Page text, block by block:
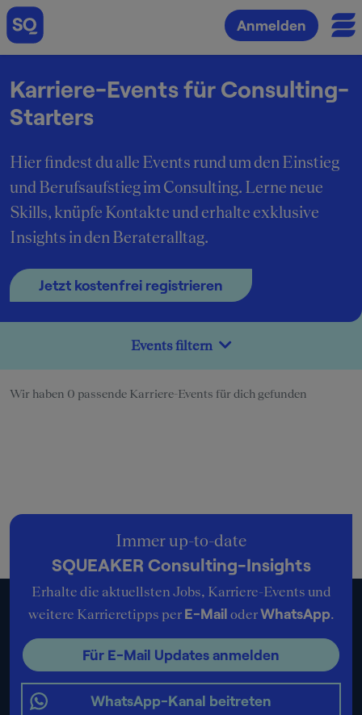
Anmelden
Karriere-Events für Consulting-
Starters
Hier findest du alle Events rund um den Einstieg
und Berufsaufstieg im Consulting. Lerne neue
Skills, knüpfe Kontakte und erhalte exklusive
Insights in den Berateralltag.
Jetzt kostenfrei registrieren
Events filtern
Wir haben 0 passende Karriere-Events für dich gefunden
Immer up-to-date
SQUEAKER Consulting-Insights
Erhalte die aktuellsten Jobs, Karriere-Events und
weitere Karrieretipps per E-Mail oderWhatsApp.
Für E-Mail Updates anmelden
WhatsApp-Kanal beitreten